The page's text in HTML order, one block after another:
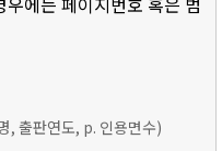
, 출판연도, p. 인용면수)